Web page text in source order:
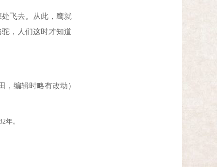
飞去。从此，鹰就
，人们这时才知道
编辑时略有改动）
年。